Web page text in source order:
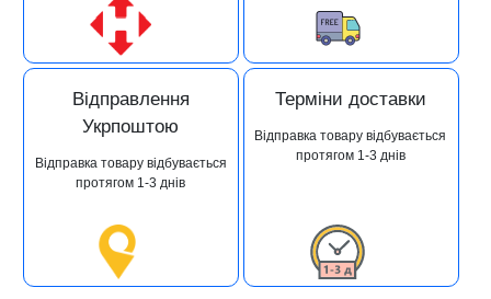
Відправлення
Укрпоштою
Відправка товару відбувається
протягом 1-3 днів
Терміни доставки
Відправка товару відбувається
протягом 1-3 днів